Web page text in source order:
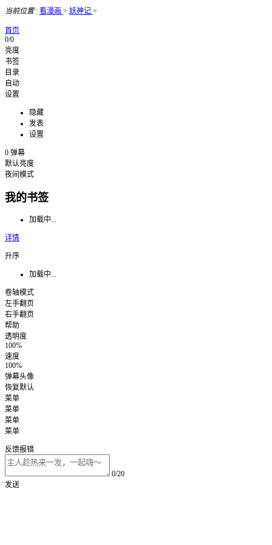
当前位置: 看漫画 > 妖神记 >
首页
0/0
亮度
书签
目录
自动
设置
隐藏
发表
设置
0 弹幕
默认亮度
夜间模式
我的书签
加载中...
详情
升序
加载中...
卷轴模式
左手翻页
右手翻页
帮助
透明度
100%
速度
100%
弹幕头像
恢复默认
菜单
菜单
菜单
菜单
反馈报错
0/20
发送